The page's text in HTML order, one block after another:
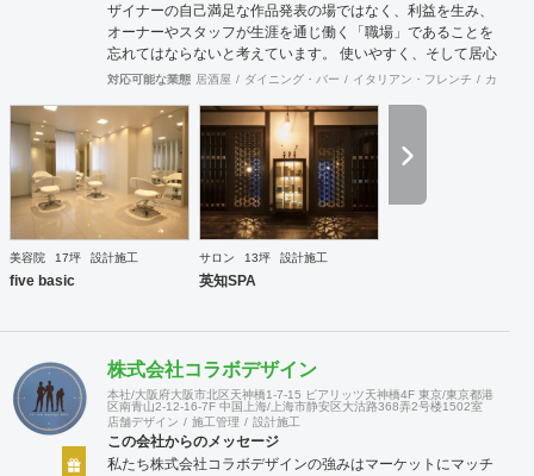
ザイナーの自己満足な作品発表の場ではなく、利益を生み、
オーナーやスタッフが生涯を通じ働く「職場」であることを
忘れてはならないと考えています。 使いやすく、そして居心
地がよく、時代の流れに左右されない強さを持った店舗デザ
業と開業コンサルティング事業をそなえており、テナント・
出店地選びや資金調達から実践に基づいたサポートが可能で
す。 まずはお気軽に、ご相談ください。
対応可能な業態 居酒屋 ダイニング・バー イタリアン・フレンチ カフェ
美容院 17坪 設計施工
five basic
サロン 13坪 設計施工
英知SPA
株式会社コラボデザイン
本社/大阪府大阪市北区天神橋1-7-15 ビアリッツ天神橋4F 東京/東京都港
区南青山2-12-16-7F 中国上海/上海市静安区大沽路368弄2号楼1502室
店舗デザイン
施工管理 設計施工
この会社からのメッセージ
私たち株式会社コラボデザインの強みはマーケットにマッチ